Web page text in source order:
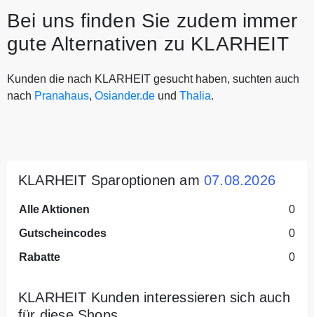
Bei uns finden Sie zudem immer
gute Alternativen zu KLARHEIT
Kunden die nach KLARHEIT gesucht haben, suchten auch
nach Pranahaus, Osiander.de und Thalia.
KLARHEIT Sparoptionen am 07.08.2026
Alle Aktionen
0
Gutscheincodes
0
Rabatte
0
KLARHEIT Kunden interessieren sich auch